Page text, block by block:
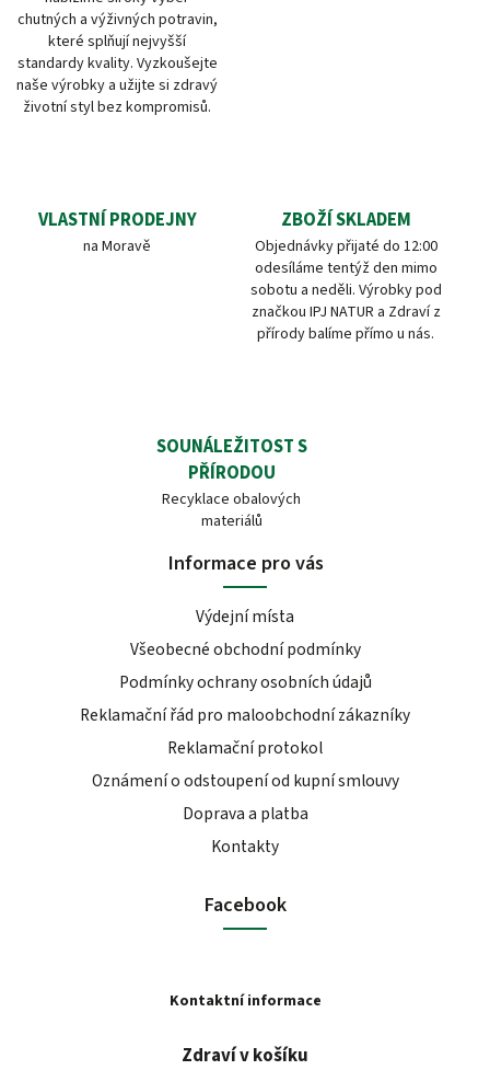
chutných a výživných potravin,
které splňují nejvyšší
standardy kvality. Vyzkoušejte
naše výrobky a užijte si zdravý
životní styl bez kompromisů.
VLASTNÍ PRODEJNY
na Moravě
ZBOŽÍ SKLADEM
Objednávky přijaté do 12:00
odesíláme tentýž den mimo
sobotu a neděli. Výrobky pod
značkou IPJ NATUR a Zdraví z
přírody balíme přímo u nás.
SOUNÁLEŽITOST S
PŘÍRODOU
Recyklace obalových
materiálů
Informace pro vás
Výdejní místa
Všeobecné obchodní podmínky
Podmínky ochrany osobních údajů
Reklamační řád pro maloobchodní zákazníky
Reklamační protokol
Oznámení o odstoupení od kupní smlouvy
Doprava a platba
Kontakty
Facebook
Kontaktní informace
Zdraví v košíku